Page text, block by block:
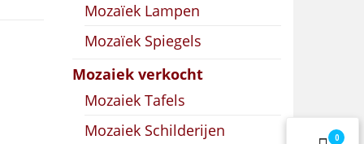
Mozaïek Lampen
Mozaïek Spiegels
Mozaiek verkocht
Mozaiek Tafels
Mozaiek Schilderijen
0